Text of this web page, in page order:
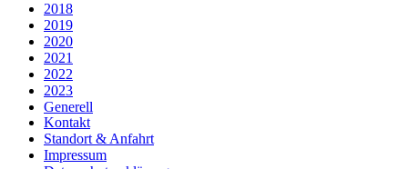
2018
2019
2020
2021
2022
2023
Generell
Kontakt
Standort & Anfahrt
Impressum